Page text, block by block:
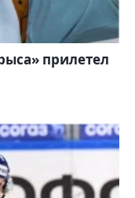
прилетел